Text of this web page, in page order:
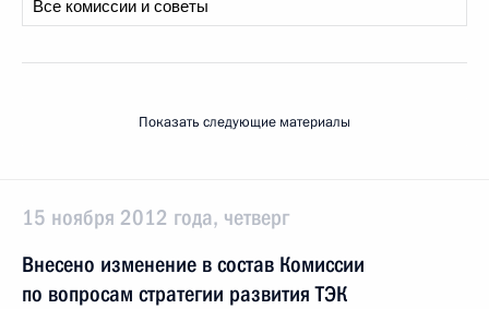
Показать следующие материалы
15 ноября 2012 года, четверг
Внесено изменение в состав Комиссии
по вопросам стратегии развития ТЭК